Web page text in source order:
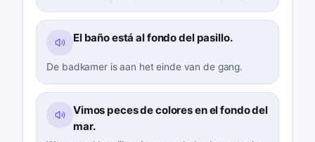
El baño está al fondo del pasillo.
De badkamer is aan het einde van de gang.
Vimos peces de colores en el fondo del
mar.